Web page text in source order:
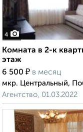
4
Комната в 2-к
этаж
6 500 ₽ в месяц
мкр. Центральный,
Агентство, 01.03.2022